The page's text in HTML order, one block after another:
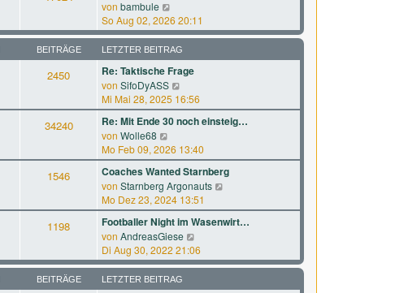
t
r
a
g
B
e
i
t
r
a
g
s
t
e
r
e
i
t
r
a
g
von bambule
e
u
e
s
t
e
r
B
e
i
t
r
a
g
So Aug 02, 2026 20:11
BEITRÄGE LETZTER BEITRAG
2450 Re: Taktische Frage
von SifoDyASS
e
u
e
t
e
B
e
i
t
r
a
g
Mi Mai 28, 2025 16:56
34240 Re: Mit Ende 30 noch einsteig…
von Wolle68
e
u
e
s
t
e
B
e
i
t
Mo Feb 09, 2026 13:40
1546 Coaches Wanted Starnberg
von Starnberg Argonauts
u
e
e
Mo Dez 23, 2024 13:51
1198 Footballer Night im Wasenwirt…
von AndreasGiese
e
u
s
Di Aug 30, 2022 21:06
BEITRÄGE LETZTER BEITRAG